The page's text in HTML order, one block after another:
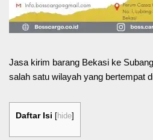
Jasa kirim barang Bekasi ke
salah satu wilayah yang bertempat
Daftar Isi [hide]